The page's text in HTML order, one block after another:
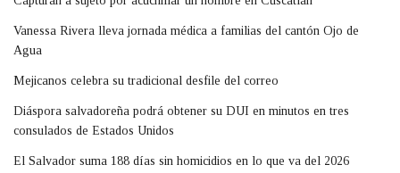
Vanessa Rivera lleva jornada médica a familias del cantón Ojo de
Agua
Mejicanos celebra su tradicional desfile del correo
Diáspora salvadoreña podrá obtener su DUI en minutos en tres
consulados de Estados Unidos
El Salvador suma 188 días sin homicidios en lo que va del 2026